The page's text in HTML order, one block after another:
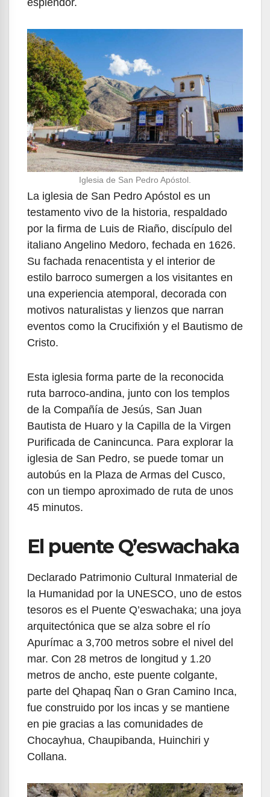
Iglesia de San Pedro Apóstol.
La iglesia de San Pedro Apóstol es un
testamento vivo de la historia, respaldado
por la firma de Luis de Riaño, discípulo del
italiano Angelino Medoro, fechada en 1626.
Su fachada renacentista y el interior de
estilo barroco sumergen a los visitantes en
una experiencia atemporal, decorada con
motivos naturalistas y lienzos que narran
eventos como la Crucifixión y el Bautismo de
Cristo.
Esta iglesia forma parte de la reconocida
ruta barroco-andina, junto con los templos
de la Compañía de Jesús, San Juan
Bautista de Huaro y la Capilla de la Virgen
Purificada de Canincunca. Para explorar la
iglesia de San Pedro, se puede tomar un
autobús en la Plaza de Armas del Cusco,
con un tiempo aproximado de ruta de unos
45 minutos.
El puente Q’eswachaka
Declarado Patrimonio Cultural Inmaterial de
la Humanidad por la UNESCO, uno de estos
tesoros es el Puente Q’eswachaka; una joya
arquitectónica que se alza sobre el río
Apurímac a 3,700 metros sobre el nivel del
mar. Con 28 metros de longitud y 1.20
metros de ancho, este puente colgante,
parte del Qhapaq Ñan o Gran Camino Inca,
fue construido por los incas y se mantiene
en pie gracias a las comunidades de
Chocayhua, Chaupibanda, Huinchiri y
Collana.